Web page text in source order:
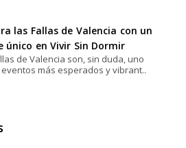
las Fallas de Valencia con un
único en Vivir Sin Dormir
de Valencia son, sin duda, uno
más esperados y vibrant..